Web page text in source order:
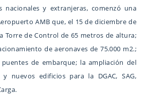
nacionales y extranjeras, comenzó una
AMB que, el 15 de diciembre de
Torre de Control de 65 metros de altura;
de aeronaves de 75.000 m2.;
de embarque; la ampliación del
nuevos edificios para la DGAC, SAG,